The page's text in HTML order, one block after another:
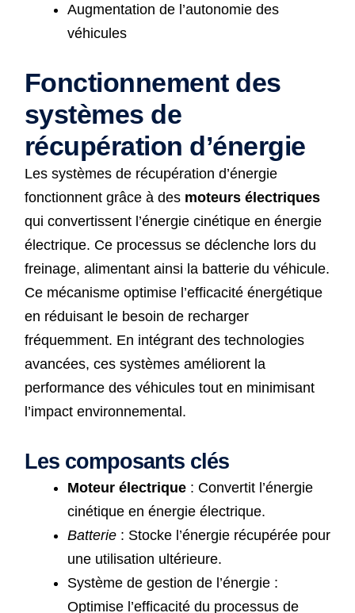
Augmentation de l’autonomie des
véhicules
Fonctionnement des
systèmes de
récupération d’énergie
Les systèmes de récupération d’énergie
fonctionnent grâce à des moteurs électriques
qui convertissent l’énergie cinétique en énergie
électrique. Ce processus se déclenche lors du
freinage, alimentant ainsi la batterie du véhicule.
Ce mécanisme optimise l’efficacité énergétique
en réduisant le besoin de recharger
fréquemment. En intégrant des technologies
avancées, ces systèmes améliorent la
performance des véhicules tout en minimisant
l’impact environnemental.
Les composants clés
Moteur électrique: Convertit l’énergie
cinétique en énergie électrique.
Batterie: Stocke l’énergie récupérée pour
une utilisation ultérieure.
Système de gestion de l’énergie :
Optimise l’efficacité du processus de